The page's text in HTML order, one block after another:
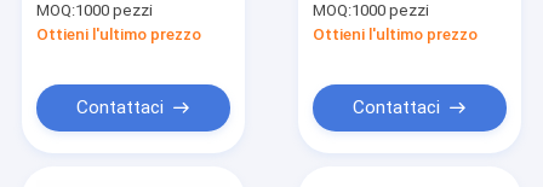
Fatory Tour
Controllo di qualità
sfera Livello Valvole
a sfera PPR a mano
MOQ:1000 pezzi
Ottieni l'ultimo prezzo
Contattaci
di tubi a
compressione
MOQ:1000 pezzi
Ottieni l'ultimo prezzo
Contattaci